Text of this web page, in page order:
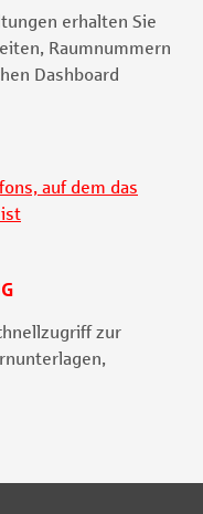
erhalten Sie
Raumnummern
Dashboard
zur